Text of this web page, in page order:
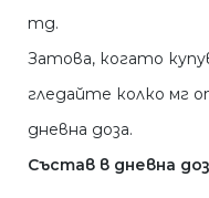
mg.
Затова, когато
гледайте колко мг
дневна доза.
Състав в дневна